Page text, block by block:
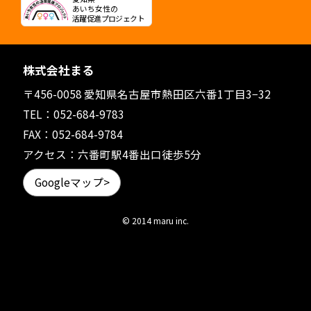
あいち女性の
活躍促進プロジェクト
株式会社まる
〒456-0058 愛知県名古屋市熱田区六番1丁目3−32
TEL：052-684-9783
FAX：052-684-9784
アクセス：六番町駅4番出口徒歩5分
Googleマップ>
© 2014 maru inc.